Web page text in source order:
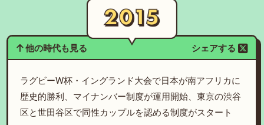
他の時代も見る シェアする
ラグビーW杯・イングランド大会で日本が南アフリカに
歴史的勝利、マイナンバー制度が運用開始、東京の渋谷
区と世田谷区で同性カップルを認める制度がスタート